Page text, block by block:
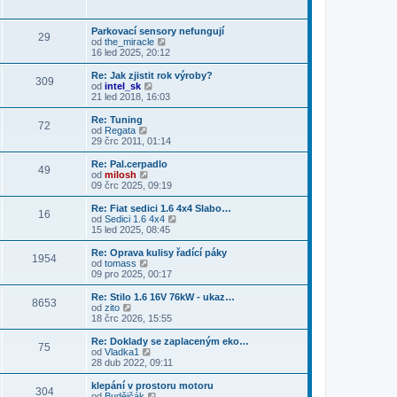
k
í
s
p
ě
e
k
e
d
n
í
p
ř
s
p
e
k
p
o
s
l
e
d
í
p
s
p
ě
e
k
z
i
t
p
o
s
l
e
n
í
p
ř
í
s
p
ě
v
e
k
29
Parkovací sensory nefungují
od the_miracle
o
b
r
z
o
s
e
n
í
p
ř
í
s
p
v
e
k
16 led 2025, 20:12
309
Re: Jak zjistit rok výroby?
od intel_sk
o
b
z
t
p
o
s
e
d
n
í
p
í
s
p
v
e
k
21 led 2018, 16:03
72
Re: Tuning
od Regata
o
b
r
z
t
p
o
s
e
n
í
p
í
s
p
ě
v
e
k
29 črc 2011, 01:14
49
Re: Pal.cerpadlo
od milosh
o
b
r
a
z
p
o
s
e
n
í
p
ř
í
s
p
09 črc 2025, 09:19
16
Re: Fiat sedici 1.6 4x4 Slabo…
od Sedici 1.6 4x4
b
r
t
p
e
í
p
15 led 2025, 08:45
1954
Re: Oprava kulisy řadící páky
od tomass
o
b
r
z
p
o
s
e
09 pro 2025, 00:17
8653
Re: Stilo 1.6 16V 76kW - ukaz…
od zito
o
b
r
a
z
p
18 črc 2026, 15:55
75
Re: Doklady se zaplaceným eko…
od Vladka1
o
b
r
a
28 dub 2022, 09:11
304
klepání v prostoru motoru